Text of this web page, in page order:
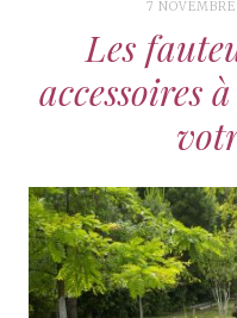
7
Les
accessoires